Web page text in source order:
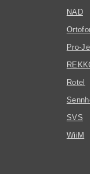
NAD
Pro-
Rotel
SVS
WiiM